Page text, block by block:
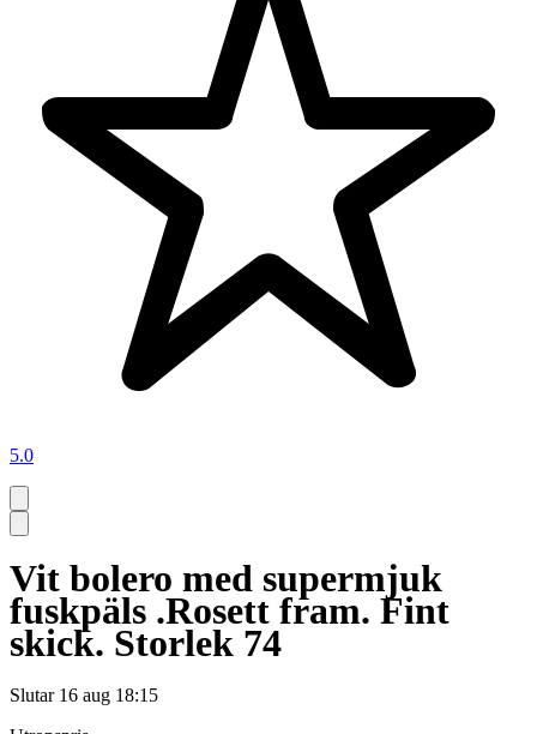
5.0
Vit bolero med supermjuk
fuskpäls .Rosett fram. Fint
skick. Storlek 74
Slutar 16 aug 18:15